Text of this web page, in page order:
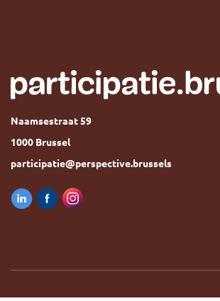
Naamsestraat 59
1000 Brussel
participatie@perspective.brussels